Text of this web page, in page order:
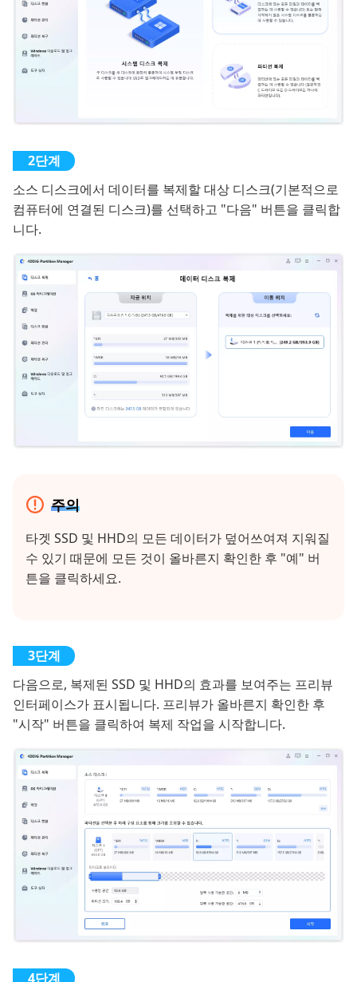
소스 디스크에서 데이터를 복제할 대상 디스크(기본적으로
컴퓨터에 연결된 디스크)를 선택하고 "다음" 버튼을 클릭합
니다.
주의
타겟 SSD 및 HHD의 모든 데이터가 덮어쓰여져 지워질
수 있기 때문에 모든 것이 올바른지 확인한 후 "예" 버
튼을 클릭하세요.
다음으로, 복제된 SSD 및 HHD의 효과를 보여주는 프리뷰
인터페이스가 표시됩니다. 프리뷰가 올바른지 확인한 후
"시작" 버튼을 클릭하여 복제 작업을 시작합니다.